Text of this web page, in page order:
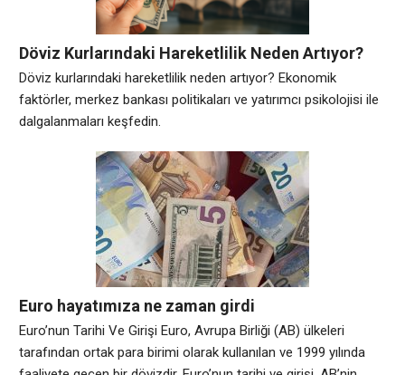
Döviz Kurlarındaki Hareketlilik Neden Artıyor?
Döviz kurlarındaki hareketlilik neden artıyor? Ekonomik
faktörler, merkez bankası politikaları ve yatırımcı psikolojisi ile
dalgalanmaları keşfedin.
Euro hayatımıza ne zaman girdi
Euro’nun Tarihi Ve Girişi Euro, Avrupa Birliği (AB) ülkeleri
tarafından ortak para birimi olarak kullanılan ve 1999 yılında